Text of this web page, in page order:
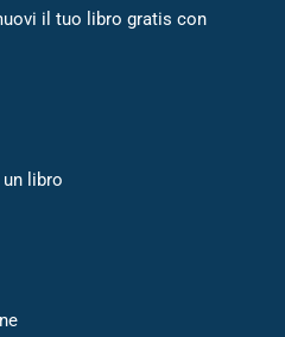
il tuo libro gratis con
libro